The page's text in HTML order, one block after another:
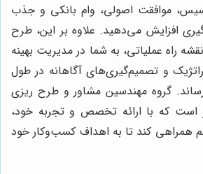
موافقت اصولی، وام بانکی و جذب
افزایش می‌دهید. علاوه بر این، طرح
راه عملیاتی، به شما در مدیریت بهینه
و تصمیم‌گیری‌های آگاهانه در طول
گروه مهندسین مشاور و طرح ریزی
است که با ارائه تخصص و تجربه خود،
همراهی کند تا به اهداف کسب‌وکار خود